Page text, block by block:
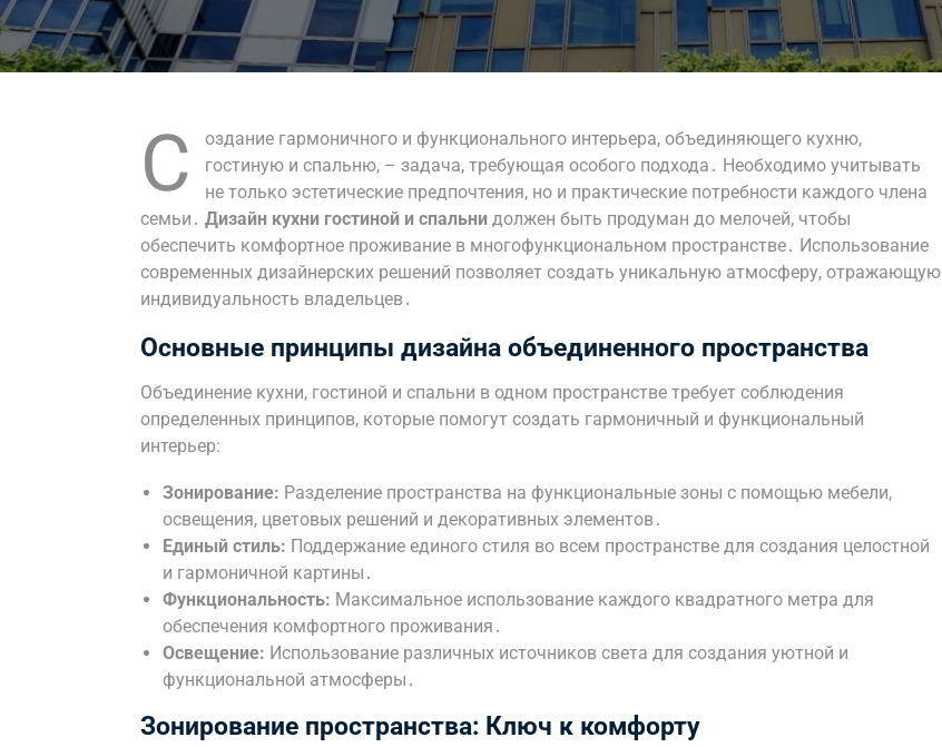
С
оздание гармоничного и функционального интерьера, объединяющего кухню,
гостиную и спальню, – задача, требующая особого подхода․ Необходимо учитывать
не только эстетические предпочтения, но и практические потребности каждого члена
семьи․ Дизайн кухни гостиной и спальни должен быть продуман до мелочей, чтобы
обеспечить комфортное проживание в многофункциональном пространстве․ Использование
современных дизайнерских решений позволяет создать уникальную атмосферу, отражающую
индивидуальность владельцев․
Основные принципы дизайна объединенного пространства
Объединение кухни, гостиной и спальни в одном пространстве требует соблюдения
определенных принципов, которые помогут создать гармоничный и функциональный
интерьер:
Зонирование: Разделение пространства на функциональные зоны с помощью мебели,
освещения, цветовых решений и декоративных элементов․
Единый стиль: Поддержание единого стиля во всем пространстве для создания целостной
и гармоничной картины․
Функциональность: Максимальное использование каждого квадратного метра для
обеспечения комфортного проживания․
Освещение: Использование различных источников света для создания уютной и
функциональной атмосферы․
Зонирование пространства: Ключ к комфорту